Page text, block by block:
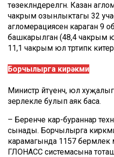
төзекләндерелгән. Казан
чакрым озынлыктагы 32
агломерациясенә караган 9
башкарылган (48,4 чакрым
11,1 чакрым юл тәртипкә
Борчылырга кирәкми
Министр әйтүенчә, юл
әзерлекле булып аяк баса.
– Беренче кар-бураннар
сынады. Борчылырга
карамагында 1157 берәмлек
ГЛОНАСС системасына